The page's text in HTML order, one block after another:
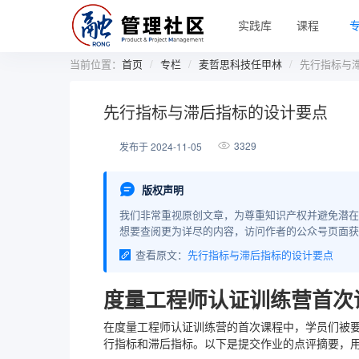
实践库 课程
当前位置： 首页 专栏 麦哲思科技任甲林 先行指标与
先行指标与滞后指标的设计要点
发布于 2024-11-05 3329
版权声明
我们非常重视原创文章，为尊重知识产权并避免潜
想要查阅更为详尽的内容，访问作者的公众号页面
查看原文： 先行指标与滞后指标的设计要点
度量工程师认证训练营首
在度量工程师认证训练营的首次课程中，学员们被
行指标和滞后指标。以下是提交作业的点评摘要，